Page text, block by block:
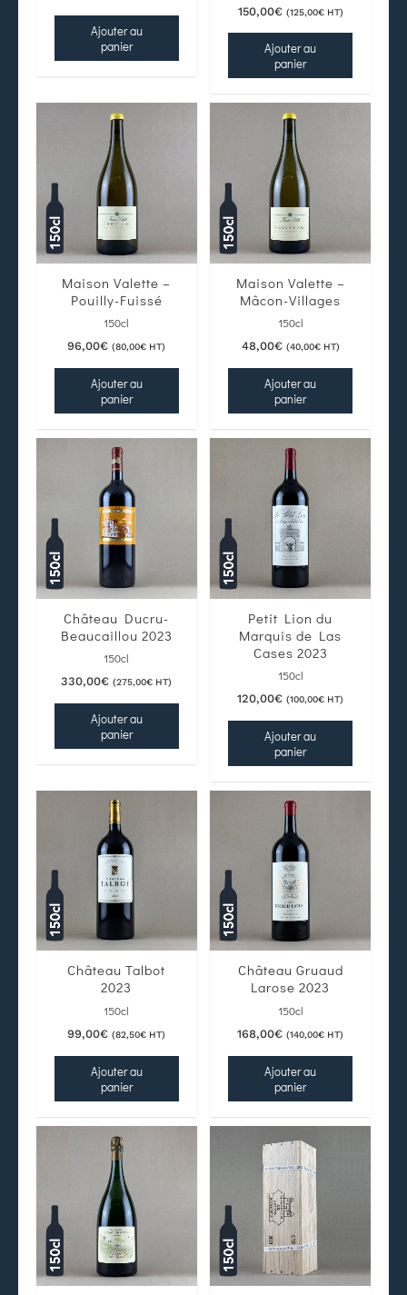
Ajouter au
panier
150,00€ (125,00€HT)
Ajouter au
panier
Maison Valette –
Pouilly-Fuissé
150cl
96,00€ (80,00€ HT)
Ajouter au
panier
Maison Valette –
Mâcon-Villages
150cl
48,00€ (40,00€HT)
Ajouter au
panier
Château Ducru-
Beaucaillou 2023
150cl
330,00€ (275,00€ HT)
Ajouter au
panier
Petit Lion du
Marquis de Las
Cases 2023
150cl
120,00€ (100,00€ HT)
Ajouter au
panier
Château Talbot
2023
150cl
99,00€ (82,50€ HT)
Ajouter au
panier
Château Gruaud
Larose 2023
150cl
168,00€ (140,00€ HT)
Ajouter au
panier